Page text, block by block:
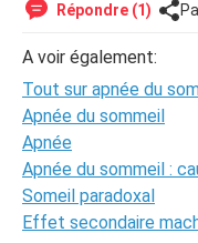
Répondre (1)
A voir également:
Tout sur apnée du
Apnée du sommeil
Apnée
Apnée du sommeil :
Someil paradoxal
Effet secondaire